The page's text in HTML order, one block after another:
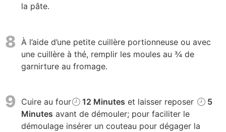
la pâte.
8
À l’aide d’une petite cuillère portionneuse ou avec
une cuillère à thé, remplir les moules au ¾ de
garnirture au fromage.
9 Cuire au four 12 Minutes et laisser reposer
5
Minutes avant de démouler; pour faciliter le
démoulage insérer un couteau pour dégager la